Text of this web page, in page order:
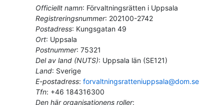
Officiellt namn: Förvaltningsrätten i Uppsala
Registreringsnummer: 202100-2742
Postadress: Kungsgatan 49
Ort: Uppsala
Postnummer: 75321
Del av land (NUTS): Uppsala län (SE121)
Land: Sverige
E-postadress: forvaltningsratteniuppsala@dom.se
Tfn: +46 184316300
Den här organisationens roller: